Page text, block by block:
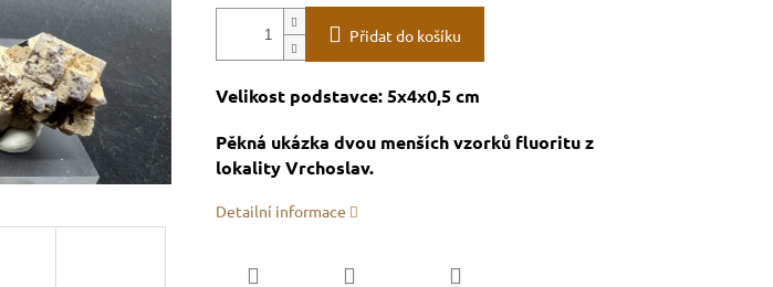
Přidat do košíku
Velikost podstavce: 5x4x0,5 cm
Pěkná ukázka dvou menších vzorků fluoritu z
lokality Vrchoslav.
Detailní informace